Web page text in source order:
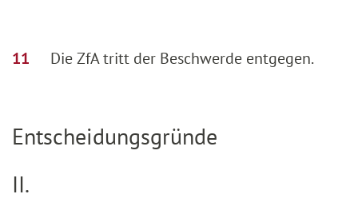
Die ZfA tritt der Beschwerde entgegen.
Entscheidungsgründe
II.